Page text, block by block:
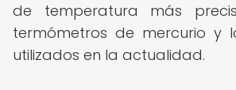
de temperatura más
termómetros de mercurio y
utilizados en la actualidad.